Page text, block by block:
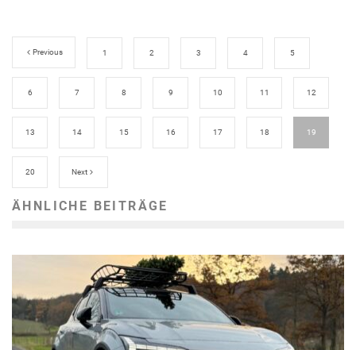
Previous 1 2 3 4 5
6 7 8 9 10 11 12
13 14 15 16 17 18 19
20 Next
ÄHNLICHE BEITRÄGE